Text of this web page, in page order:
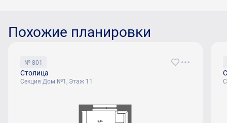
Похожие планировки
№ 801
Столица
Секция Дом №1, Этаж 11